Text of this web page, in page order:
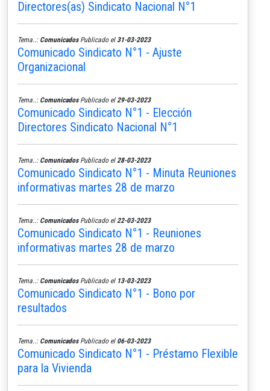
Directores(as) Sindicato Nacional N°1
Tema..: ComunicadosPublicado el 31-03-2023
Comunicado Sindicato N°1 - Ajuste
Organizacional
Tema..: ComunicadosPublicado el 29-03-2023
Comunicado Sindicato N°1 - Elección
Directores Sindicato Nacional N°1
Tema..: ComunicadosPublicado el 28-03-2023
Comunicado Sindicato N°1 - Minuta Reuniones
informativas martes 28 de marzo
Tema..: ComunicadosPublicado el 22-03-2023
Comunicado Sindicato N°1 - Reuniones
informativas martes 28 de marzo
Tema..: ComunicadosPublicado el 13-03-2023
Comunicado Sindicato N°1 - Bono por
resultados
Tema..: ComunicadosPublicado el 06-03-2023
Comunicado Sindicato N°1 - Préstamo Flexible
para la Vivienda